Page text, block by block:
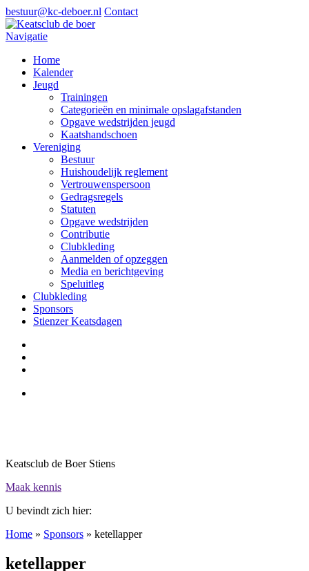
bestuur@kc-deboer.nl Contact
Navigatie
Home
Kalender
Jeugd
Trainingen
Categorieën en minimale opslagafstanden
Opgave wedstrijden jeugd
Kaatshandschoen
Vereniging
Bestuur
Huishoudelijk reglement
Vertrouwenspersoon
Gedragsregels
Statuten
Opgave wedstrijden
Contributie
Clubkleding
Aanmelden of opzeggen
Media en berichtgeving
Speluitleg
Clubkleding
Sponsors
Stienzer Keatsdagen
Keatsclub de Boer Stiens
Maak kennis
U bevindt zich hier:
Home » Sponsors » ketellapper
ketellapper